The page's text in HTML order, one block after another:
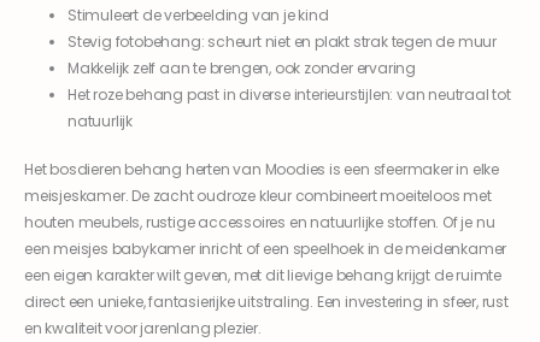
Stimuleert de verbeelding van je kind
Stevig fotobehang: scheurt niet en plakt strak tegen de muur
Makkelijk zelf aan te brengen, ook zonder ervaring
Het roze behang past in diverse interieurstijlen: van neutraal tot
natuurlijk
Het bosdieren behang herten van Moodies is een sfeermaker in elke
meisjeskamer. De zacht oudroze kleur combineert moeiteloos met
houten meubels, rustige accessoires en natuurlijke stoffen. Of je nu
een meisjes babykamer inricht of een speelhoek in de meidenkamer
een eigen karakter wilt geven, met dit lievige behang krijgt de ruimte
direct een unieke, fantasierijke uitstraling. Een investering in sfeer, rust
en kwaliteit voor jarenlang plezier.